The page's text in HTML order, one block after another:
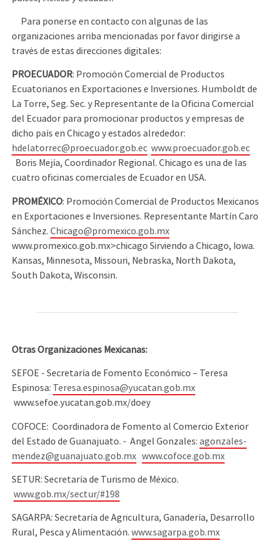
Para ponerse en contacto con algunas de las
organizaciones arriba mencionadas por favor dirigirse a
través de estas direcciones digitales:
PROECUADOR: Promoción Comercial de Productos
Ecuatorianos en Exportaciones e Inversiones. Humboldt de
La Torre, Seg. Sec. y Representante de la Oficina Comercial
del Ecuador para promocionar productos y empresas de
dicho país en Chicago y estados alrededor:
hdelatorrec@proecuador.gob.ec www.proecuador.gob.ec
Boris Mejía, Coordinador Regional. Chicago es una de las
cuatro oficinas comerciales de Ecuador en USA.
PROMÉXICO: Promoción Comercial de Productos Mexicanos
en Exportaciones e Inversiones. Representante Martín Caro
Sánchez.Chicago@promexico.gob.mx
www.promexico.gob.mx>chicago Sirviendo a Chicago, Iowa.
Kansas, Minnesota, Missouri, Nebraska, North Dakota,
South Dakota, Wisconsin.
Otras Organizaciones Mexicanas:
SEFOE - Secretaría de Fomento Económico – Teresa
Espinosa: Teresa.espinosa@yucatan.gob.mx
www.sefoe.yucatan.gob.mx/doey
COFOCE: Coordinadora de Fomento al Comercio Exterior
del Estado de Guanajuato. - Angel Gonzales:agonzales-
mendez@guanajuato.gob.mx www.cofoce.gob.mx
SETUR: Secretaría de Turismo de México.
www.gob.mx/sectur/#198
SAGARPA: Secretaría de Agricultura, Ganadería, Desarrollo
Rural, Pesca y Alimentación.www.sagarpa.gob.mx